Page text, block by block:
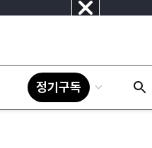
닫
정기구독